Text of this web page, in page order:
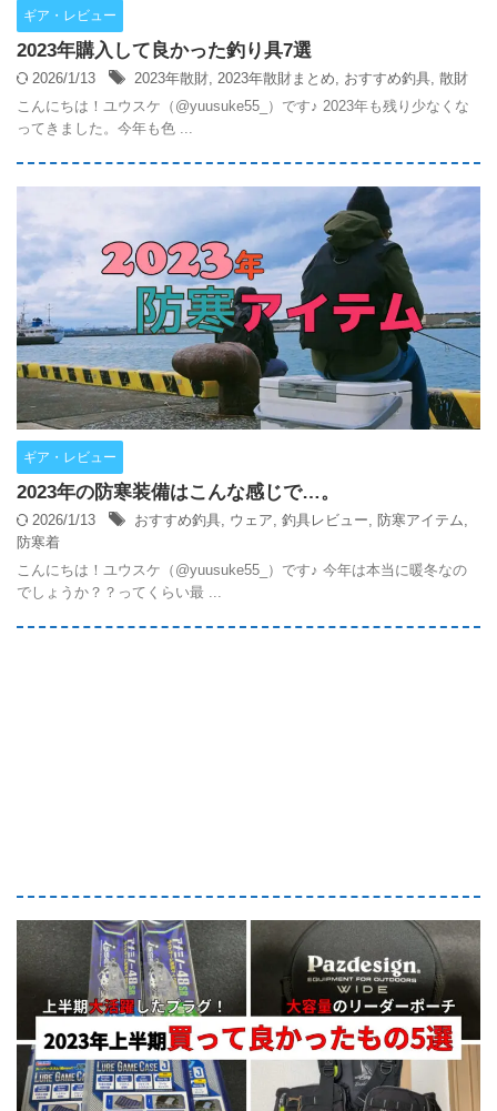
ギア・レビュー
2023年購入して良かった釣り具7選
2026/1/13 2023年散財 2023年散財まとめ おすすめ釣具 散財
こんにちは！ユウスケ（@yuusuke55_）です♪ 2023年も残り少なくな
ってきました。今年も色 ...
ギア・レビュー
2023年の防寒装備はこんな感じで…。
2026/1/13 おすすめ釣具, ウェア, 釣具レビュー, 防寒アイテム,
防寒着
こんにちは！ユウスケ（@yuusuke55_）です♪ 今年は本当に暖冬なの
でしょうか？？ってくらい最 ...